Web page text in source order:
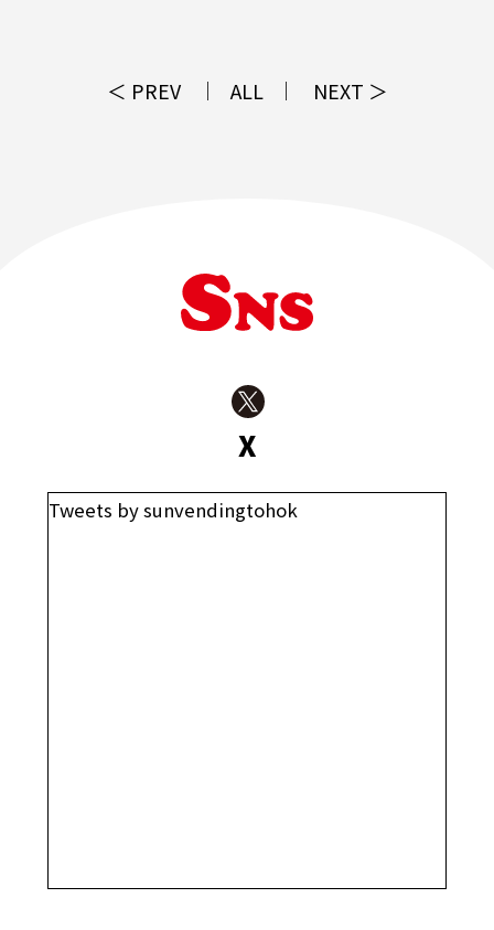
＜ PREV ALL NEXT ＞
X
Tweets by sunvendingtohok